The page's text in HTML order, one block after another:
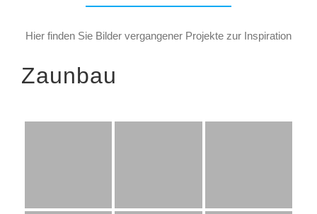
Hier finden Sie Bilder vergangener Projekte zur Inspiration
Zaunbau